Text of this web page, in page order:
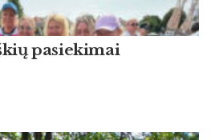
pasiekimai